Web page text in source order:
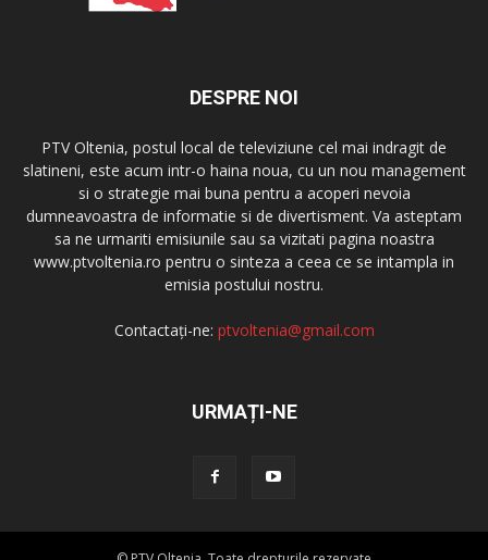
DESPRE NOI
PTV Oltenia, postul local de televiziune cel mai indragit de
slatineni, este acum intr-o haina noua, cu un nou management
si o strategie mai buna pentru a acoperi nevoia
dumneavoastra de informatie si de divertisment. Va asteptam
sa ne urmariti emisiunile sau sa vizitati pagina noastra
www.ptvoltenia.ro pentru o sinteza a ceea ce se intampla in
emisia postului nostru.
Contactați-ne: ptvoltenia@gmail.com
URMAȚI-NE